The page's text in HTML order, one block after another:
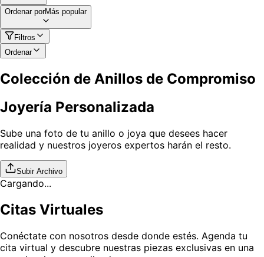
Ordenar porMás popular
Filtros
Ordenar
Colección de Anillos de Compromiso
Joyería Personalizada
Sube una foto de tu anillo o joya que desees hacer
realidad y nuestros joyeros expertos harán el resto.
Subir Archivo
Cargando...
Citas Virtuales
Conéctate con nosotros desde donde estés. Agenda tu
cita virtual y descubre nuestras piezas exclusivas en una